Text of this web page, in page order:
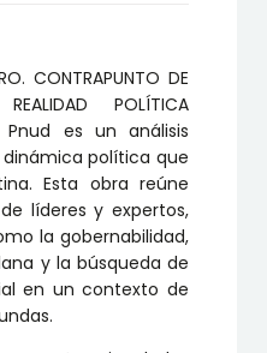
CONTRAPUNTO DE
POLÍTICA
Pnud es un análisis
política que
Esta obra reúne
líderes y expertos,
la gobernabilidad,
y la búsqueda de
en un contexto de